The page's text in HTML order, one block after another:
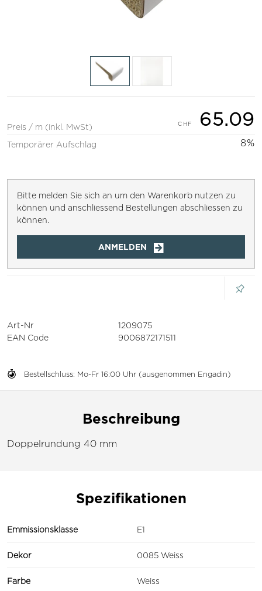
Preis / m (inkl. MwSt) 65.09
Temporärer Aufschlag 8%
Bitte melden Sie sich an um den Warenkorb nutzen zu
können und anschliessend Bestellungen abschliessen zu
können.
ANMELDEN
Bestellschluss: Mo-Fr 16:00 Uhr (ausgenommen Engadin)
Art-Nr
1209075
EAN Code
9006872171511
Beschreibung
Doppelrundung 40 mm
Spezifikationen
Emmissionsklasse E1
Dekor 0085 Weiss
Farbe Weiss